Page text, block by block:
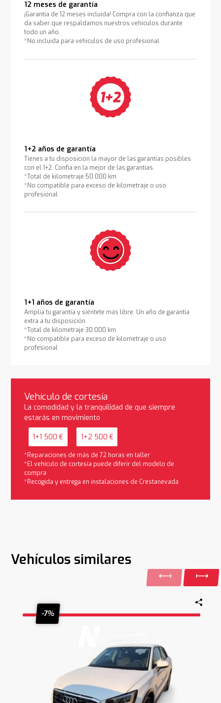
12 meses de garantía
¡Garantía de 12 meses incluida! Compra con la confianza que
da saber que respaldamos nuestros vehículos durante
todo un año.
*No incluida para vehículos de uso profesional
1+2 años de garantía
Tienes a tu disposición la mayor de las garantías posibles
con el 1+2. Confía en la mejor de las garantías.
*Total de kilometraje 50.000 km
*No compatible para exceso de kilometraje o uso
profesional
1+1 años de garantía
Amplía tu garantía y siéntete más libre. Un año de garantía
extra a tu disposición.
*Total de kilometraje 30.000 km
*No compatible para exceso de kilometraje o uso
profesional
Vehículo de cortesía
La comodidad y la tranquilidad de que siempre
estarás en movimiento
1+1 500 € 1+2 500 €
*Reparaciones de más de 72 horas en taller
*El vehículo de cortesía puede diferir del modelo de
compra
*Recogida y entrega en instalaciones de Crestanevada
Vehículos similares
-7%